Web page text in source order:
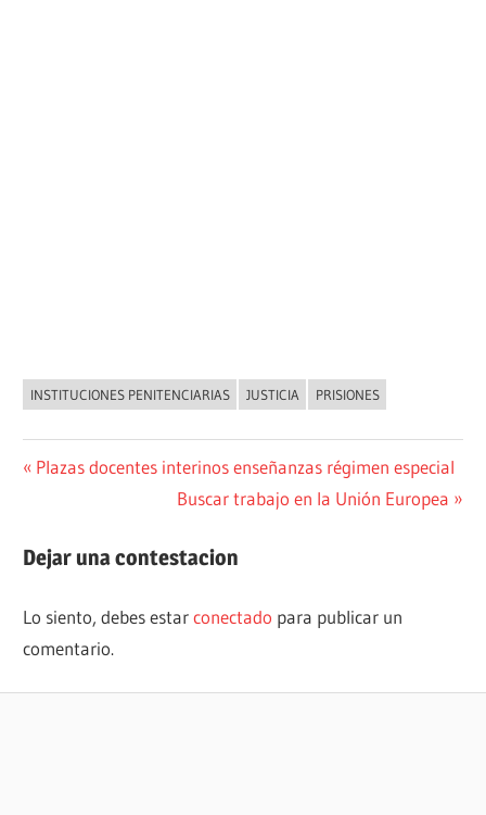
NOVEDADES
INSTITUCIONES PENITENCIARIAS JUSTICIA PRISIONES
Navegación
entradas
Entrada
Plazas docentes interinos enseñanzas régimen especial
Siguiente
Buscar trabajo en la Unión Europea
Dejar una contestacion
Lo siento, debes estarconectado para publicar un
comentario.